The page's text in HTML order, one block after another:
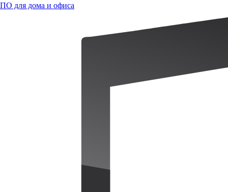
ПО для дома и офиса